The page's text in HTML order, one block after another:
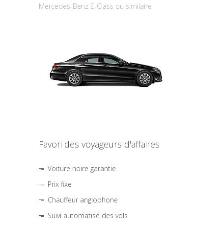
Mercedes-Benz E-Class ou similaire
Favori des voyageurs d'affaires
Voiture noire garantie
Prix fixe
Chauffeur anglophone
Suivi automatisé des vols